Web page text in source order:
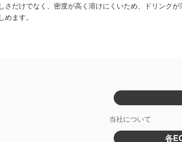
さだけでなく、密度が高く溶けにくいため、ドリンク
めます。
当社について
各